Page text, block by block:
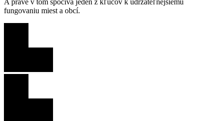
fungovaniu miest a obcí.